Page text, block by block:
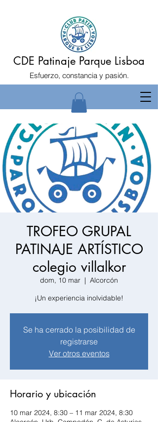
CDE Patinaje Parque Lisboa
Esfuerzo, constancia y pasión.
TROFEO GRUPAL
PATINAJE ARTÍSTICO
colegio villalkor
dom, 10 mar
  |
Alcorcón
¡Un experiencia inolvidable!
Se ha cerrado la posibilidad de
registrarse
Ver otros eventos
Horario y ubicación
10 mar 2024, 8:30 – 11 mar 2024, 8:30